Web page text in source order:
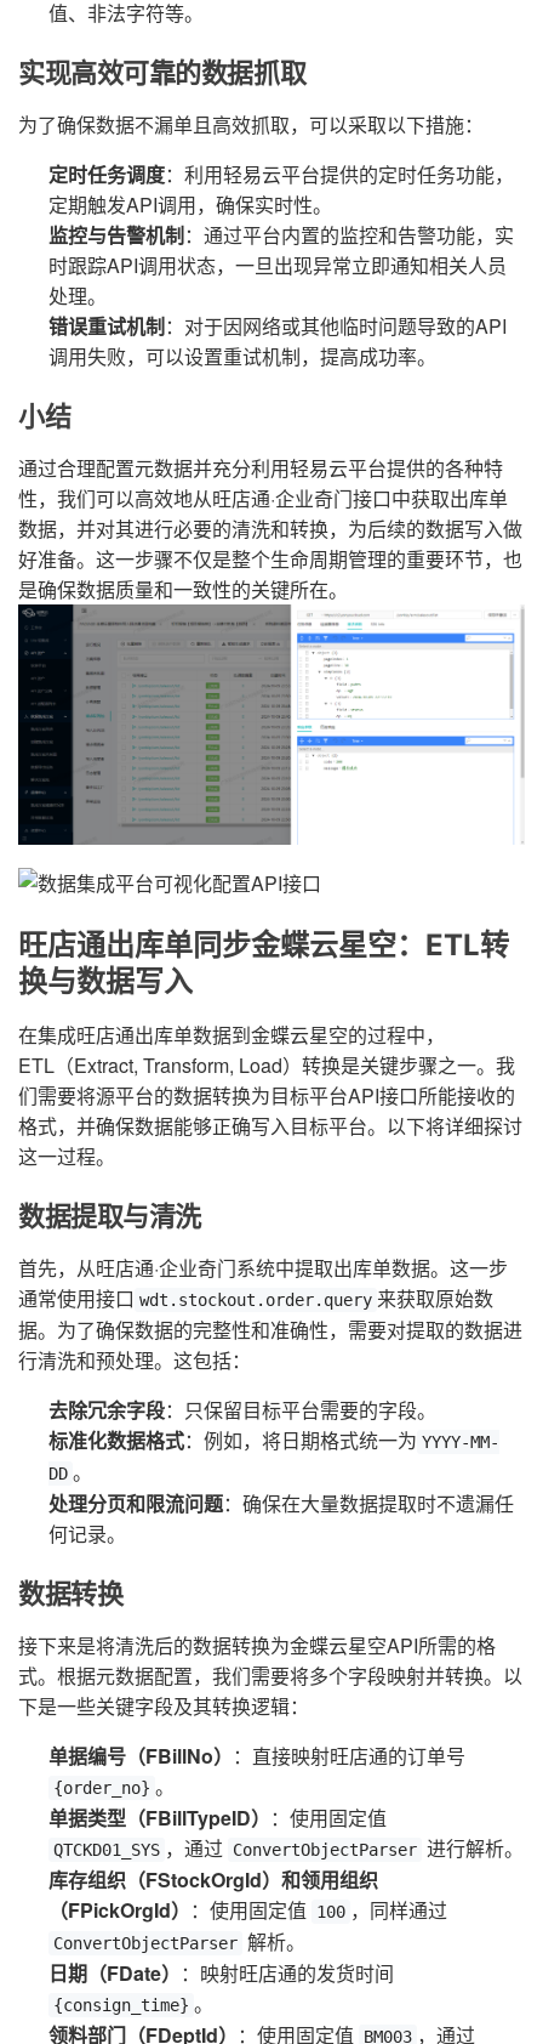
值、非法字符等。
实现高效可靠的数据抓取
为了确保数据不漏单且高效抓取，可以采取以下措施：
定时任务调度：利用轻易云平台提供的定时任务功能，
定期触发API调用，确保实时性。
监控与告警机制：通过平台内置的监控和告警功能，实
时跟踪API调用状态，一旦出现异常立即通知相关人员
处理。
错误重试机制：对于因网络或其他临时问题导致的API
调用失败，可以设置重试机制，提高成功率。
小结
通过合理配置元数据并充分利用轻易云平台提供的各种特
性，我们可以高效地从旺店通·企业奇门接口中获取出库单
数据，并对其进行必要的清洗和转换，为后续的数据写入做
好准备。这一步骤不仅是整个生命周期管理的重要环节，也
是确保数据质量和一致性的关键所在。
旺店通出库单同步金蝶云星空：ETL转
换与数据写入
在集成旺店通出库单数据到金蝶云星空的过程中，
ETL（Extract, Transform, Load）转换是关键步骤之一。我
们需要将源平台的数据转换为目标平台API接口所能接收的
格式，并确保数据能够正确写入目标平台。以下将详细探讨
这一过程。
数据提取与清洗
首先，从旺店通·企业奇门系统中提取出库单数据。这一步
通常使用接口 wdt.stockout.order.query 来获取原始数
据。为了确保数据的完整性和准确性，需要对提取的数据进
行清洗和预处理。这包括：
去除冗余字段：只保留目标平台需要的字段。
标准化数据格式：例如，将日期格式统一为 YYYY-MM-
DD 。
处理分页和限流问题：确保在大量数据提取时不遗漏任
何记录。
数据转换
接下来是将清洗后的数据转换为金蝶云星空API所需的格
式。根据元数据配置，我们需要将多个字段映射并转换。以
下是一些关键字段及其转换逻辑：
单据编号（FBillNo） ：直接映射旺店通的订单号
{order_no} 。
单据类型（FBillTypeID） ：使用固定值
QTCKD01_SYS ，通过 ConvertObjectParser 进行解析。
库存组织（FStockOrgId）和领用组织
（FPickOrgId） ：使用固定值 100 ，同样通过
ConvertObjectParser 解析。
日期（FDate） ：映射旺店通的发货时间
{consign_time} 。
领料部门（FDeptId） ：使用固定值 BM003 ，通过